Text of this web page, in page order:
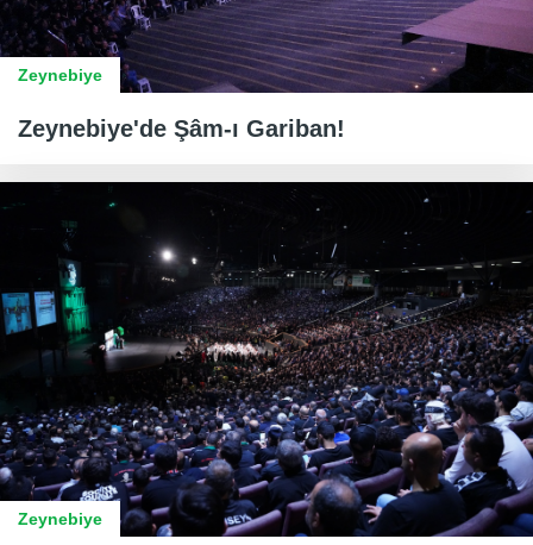
Zeynebiye
Zeynebiye'de Şâm-ı Gariban!
Zeynebiye